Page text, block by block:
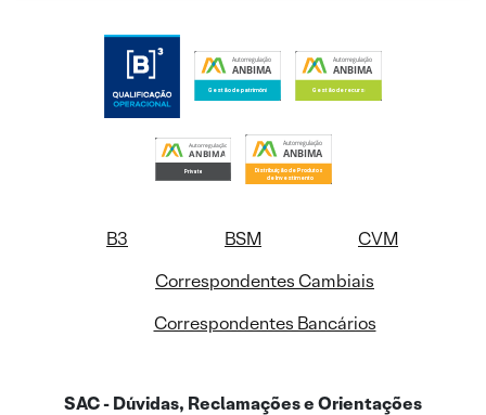
B3 BSM
CVM
Correspondentes Cambiais
Correspondentes Bancários
SAC - Dúvidas, Reclamações e Orientações